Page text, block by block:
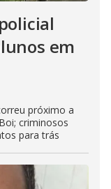
em
próximo a
criminosos
para trás